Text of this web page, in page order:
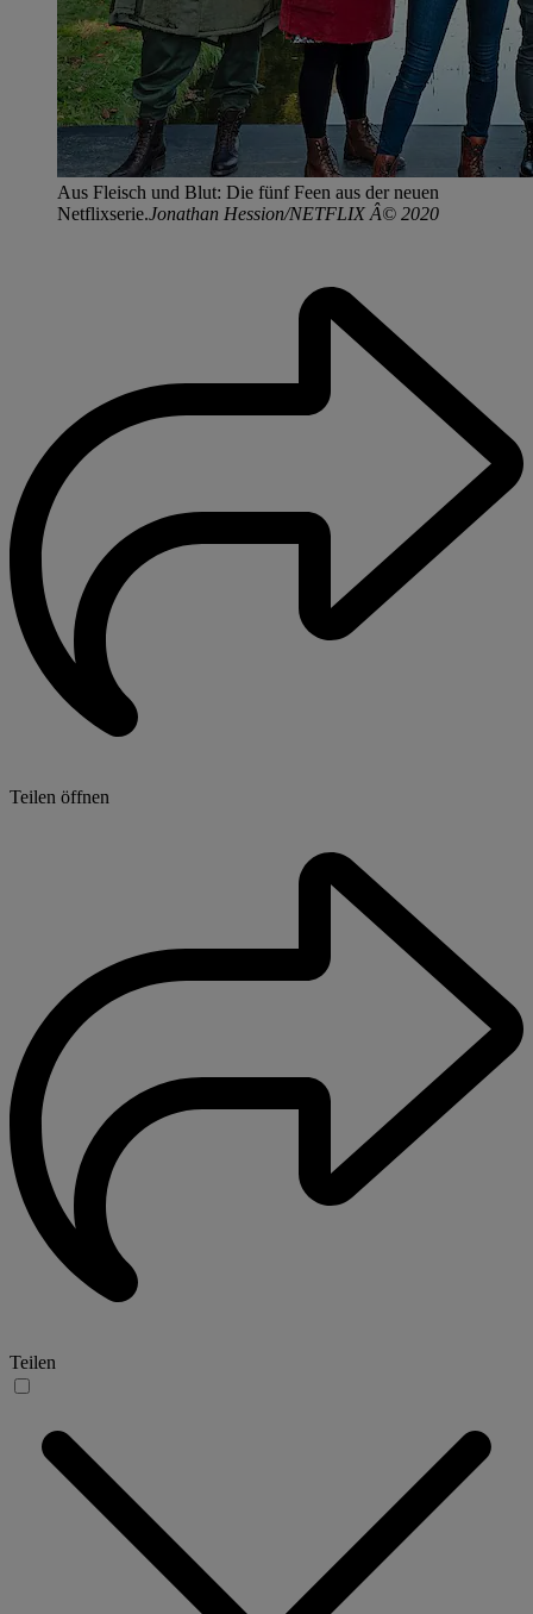
Aus Fleisch und Blut: Die fünf Feen aus der neuen
Netflixserie.Jonathan Hession/NETFLIX Â© 2020
Teilen öffnen
Teilen